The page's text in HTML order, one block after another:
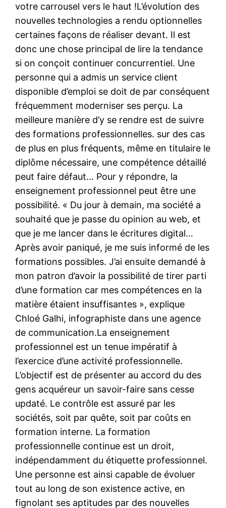
votre carrousel vers le haut !L’évolution des
nouvelles technologies a rendu optionnelles
certaines façons de réaliser devant. Il est
donc une chose principal de lire la tendance
si on conçoit continuer concurrentiel. Une
personne qui a admis un service client
disponible d’emploi se doit de par conséquent
fréquemment moderniser ses perçu. La
meilleure manière d’y se rendre est de suivre
des formations professionnelles. sur des cas
de plus en plus fréquents, même en titulaire le
diplôme nécessaire, une compétence détaillé
peut faire défaut… Pour y répondre, la
enseignement professionnel peut être une
possibilité. « Du jour à demain, ma société a
souhaité que je passe du opinion au web, et
que je me lancer dans le écritures digital…
Après avoir paniqué, je me suis informé de les
formations possibles. J’ai ensuite demandé à
mon patron d’avoir la possibilité de tirer parti
d’une formation car mes compétences en la
matière étaient insuffisantes », explique
Chloé Galhi, infographiste dans une agence
de communication.La enseignement
professionnel est un tenue impératif à
l’exercice d’une activité professionnelle.
L’objectif est de présenter au accord du des
gens acquéreur un savoir-faire sans cesse
updaté. Le contrôle est assuré par les
sociétés, soit par quête, soit par coûts en
formation interne. La formation
professionnelle continue est un droit,
indépendamment du étiquette professionnel.
Une personne est ainsi capable de évoluer
tout au long de son existence active, en
fignolant ses aptitudes par des nouvelles